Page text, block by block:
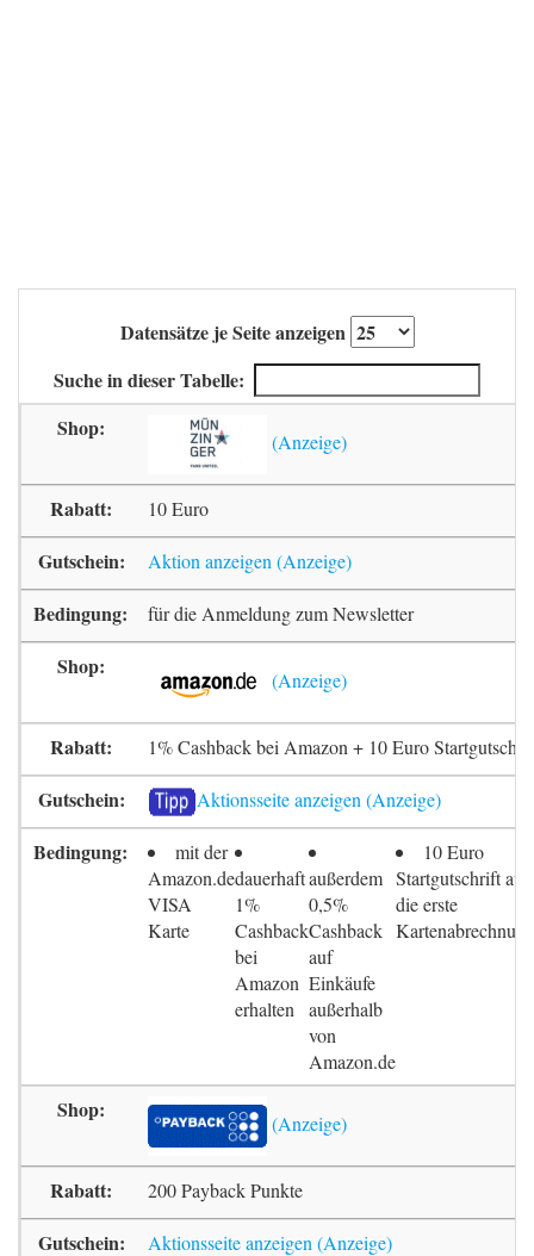
Datensätze je Seite anzeigen
Suche in dieser Tabelle:
10 Euro
Aktion anzeigen
für die Anmeldung zum Newsletter
1% Cashback bei Amazon + 10 Euro
Aktionsseite anzeigen
mit der
Amazon.de
VISA
Karte
dauerhaft
1%
Cashback
bei
Amazon
erhalten
außerdem
0,5%
Cashback
auf
Einkäufe
außerhalb
von
Amazon.de
10 Euro
Startgutschrift auf
die erste
Kartenabrechnung
200 Payback Punkte
Aktionsseite anzeigen